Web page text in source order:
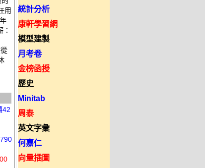
用
42
統計分析
康軒學習網
模型建製
月考卷
金榜函授
歷史
Minitab
周泰
英文字彙
何嘉仁
向量插圖